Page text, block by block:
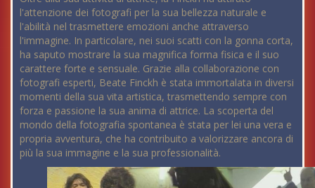
l'attenzione dei fotografi per la sua bellezza naturale e
l'abilità nel trasmettere emozioni anche attraverso
l'immagine. In particolare, nei suoi scatti con la gonna corta,
ha saputo mostrare la sua magnifica forma fisica e il suo
carattere forte e sensuale. Grazie alla collaborazione con
fotografi esperti, Beate Finckh è stata immortalata in diversi
momenti della sua vita artistica, trasmettendo sempre con
forza e passione la sua anima di attrice. La scoperta del
mondo della fotografia spontanea è stata per lei una vera e
propria avventura, che ha contribuito a valorizzare ancora di
più la sua immagine e la sua professionalità.